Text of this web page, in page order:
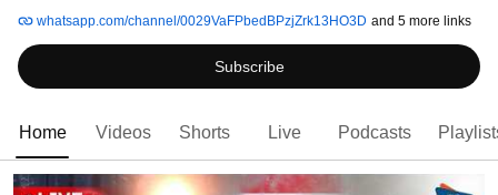
whatsapp.com/channel/0029VaFPbedBPzjZrk13HO3D and 5 more links
Subscribe
Home Videos Shorts Live Podcasts